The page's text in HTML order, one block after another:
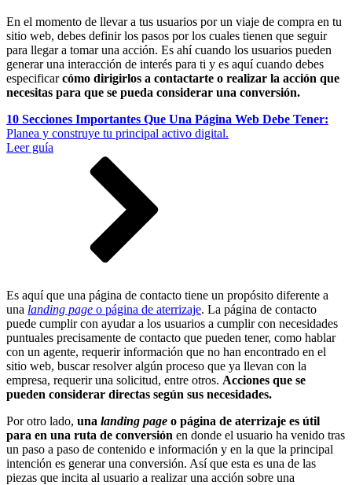
En el momento de llevar a tus usuarios por un viaje de compra en tu
sitio web, debes definir los pasos por los cuales tienen que seguir
para llegar a tomar una acción. Es ahí cuando los usuarios pueden
generar una interacción de interés para ti y es aquí cuando debes
especificarcómo dirigirlos a contactarte o realizar la acción que
necesitas para que se pueda considerar una conversión.
10 Secciones Importantes Que Una Página Web Debe Tener:
Planea y construye tu principal activo digital.
Leer guía
Es aquí que una página de contacto tiene un propósito diferente a
una landing page o página de aterrizaje. La página de contacto
puede cumplir con ayudar a los usuarios a cumplir con necesidades
puntuales precisamente de contacto que pueden tener, como hablar
con un agente, requerir información que no han encontrado en el
sitio web, buscar resolver algún proceso que ya llevan con la
empresa, requerir una solicitud, entre otros. Acciones que se
pueden considerar directas según sus necesidades.
Por otro lado, una landing page o página de aterrizaje es útil
para en una ruta de conversión en donde el usuario ha venido tras
un paso a paso de contenido e información y en la que la principal
intención es generar una conversión. Así que esta es una de las
piezas que incita al usuario a realizar una acción sobre una